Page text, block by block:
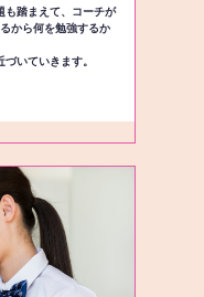
も踏まえて、コーチが
から何を勉強するか
いていきます。